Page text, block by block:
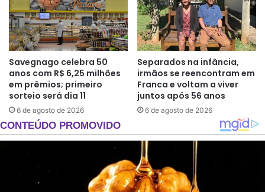
Savegnago celebra 50
anos com R$ 6,25 milhões
em prêmios; primeiro
sorteio será dia 11
6 de agosto de 2026
Separados na infância,
irmãos se reencontram em
Franca e voltam a viver
juntos após 56 anos
6 de agosto de 2026